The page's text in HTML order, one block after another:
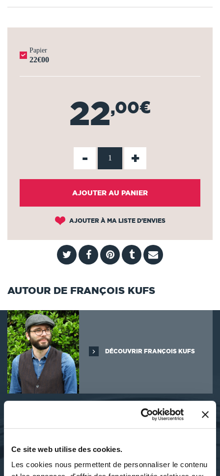
Ce site web utilise des cookies.
Les cookies nous permettent de personnaliser le contenu
Papier
22€00
22,00€
- +
AJOUTER AU PANIER
AJOUTER À MA LISTE D'ENVIES
AUTOUR DE FRANÇOIS KUFS
DÉCOUVRIR FRANÇOIS KUFS